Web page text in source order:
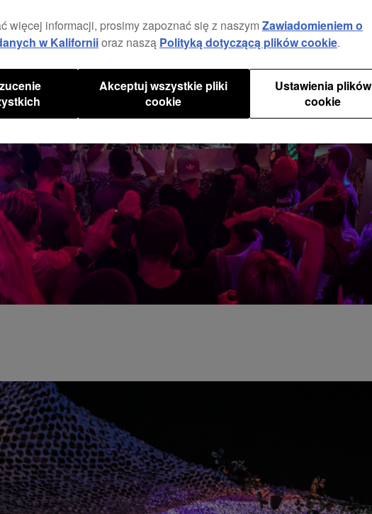
więcej informacji, prosimy zapoznać się z naszym Zawiadomieniem o
w Kaliforniioraz naszą Polityką dotyczącą plików cookie.
Ustawienia plików
cookie
Akceptuj wszystkie pliki
cookie